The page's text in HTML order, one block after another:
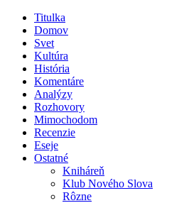
Titulka
Domov
Svet
Kultúra
História
Komentáre
Analýzy
Rozhovory
Mimochodom
Recenzie
Eseje
Ostatné
Kniháreň
Klub Nového Slova
Rôzne